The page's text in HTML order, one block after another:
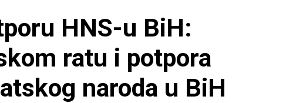
HNS-u BiH:
ratu i potpora
naroda u BiH